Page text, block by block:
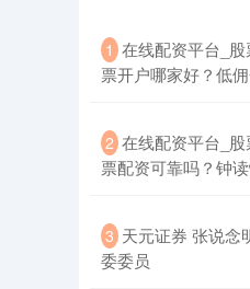
沪深300
1 在线配资平台_
票开户哪家好？低
2 在线配资平台_
票配资可靠吗？钟
3 天元证券 张说念
委委员